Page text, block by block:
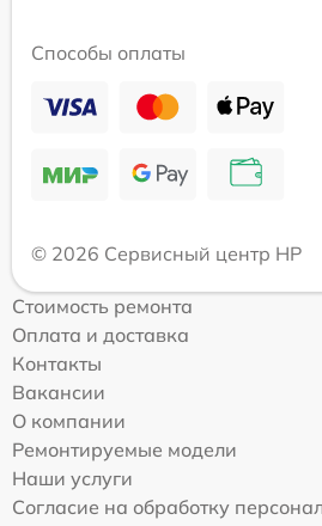
Способы оплаты
© 2026 Сервисный центр HP
Стоимость ремонта
Оплата и доставка
Контакты
Вакансии
О компании
Ремонтируемые модели
Наши услуги
Согласие на обработку